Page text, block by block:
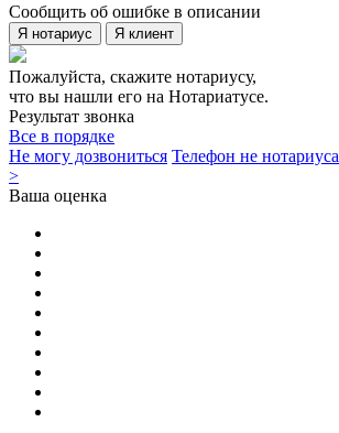
Сообщить об ошибке в описании
Я нотариус Я клиент
Пожалуйста, скажите нотариусу,
что вы нашли его на Нотариатусе.
Результат звонка
Все в порядке
Не могу дозвониться Телефон не нотариуса
>
Ваша оценка